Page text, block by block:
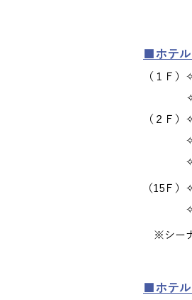
■ホテル
（１Ｆ
（２Ｆ
（15Ｆ
※シー
■ホテル